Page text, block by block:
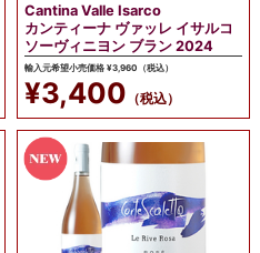
Cantina Valle Isarco
カンティーナ ヴァッレ イサルコ
ソーヴィニヨン ブラン 2024
輸入元希望小売価格 ¥3,960（税込）
¥3,400 （税込）